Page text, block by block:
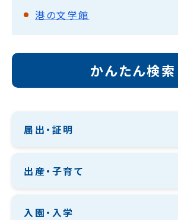
港の文学館
かんたん検索
届出・証明
出産・子育て
入園・入学